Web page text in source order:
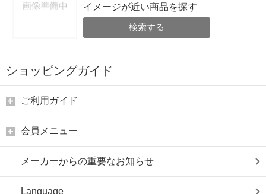
イメージが近い商品を探す
検索する
ショッピングガイド
ご利用ガイド
会員メニュー
メーカーからの重要なお知らせ
Language